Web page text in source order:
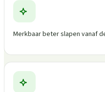
Merkbaar beter slapen vanaf